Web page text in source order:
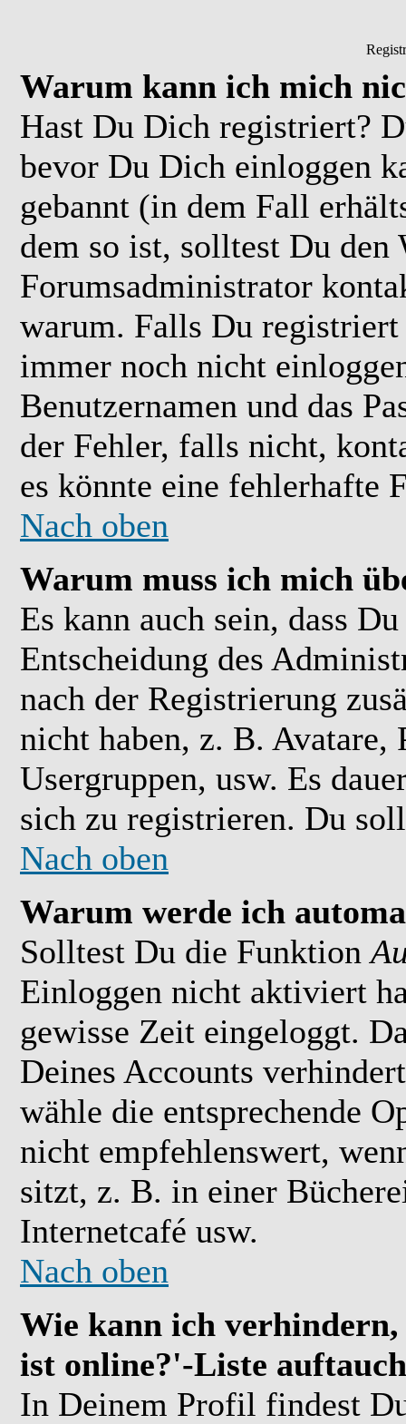
Warum kann ich mich
Hast Du Dich registriert?
bevor Du Dich einloggen
gebannt (in dem Fall
dem so ist, solltest Du den
Forumsadministrator
warum. Falls Du
immer noch nicht
Benutzernamen und das
der Fehler, falls nicht,
es könnte eine fehlerhafte
Nach oben
Warum muss ich mich
Es kann auch sein, dass
Entscheidung des
nach der Registrierung
nicht haben, z. B.
Usergruppen, usw. Es
sich zu registrieren. Du
Nach oben
Warum werde ich
Solltest Du die Funktion
Einloggen nicht aktiviert
gewisse Zeit eingeloggt.
Deines Accounts
wähle die entsprechende
nicht empfehlenswert,
sitzt, z. B. in einer
Internetcafé usw.
Nach oben
Wie kann ich
ist online?'-Liste
In Deinem Profil findest